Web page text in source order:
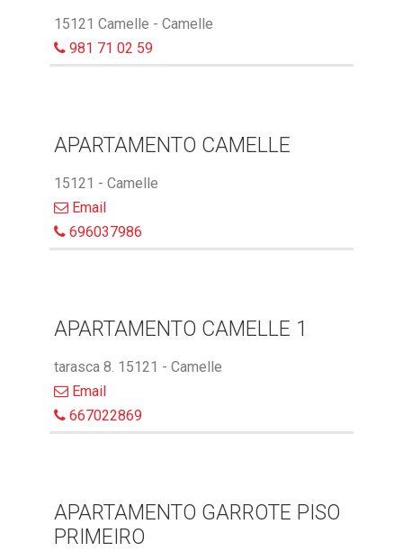
15121 Camelle - Camelle
981 71 02 59
APARTAMENTO CAMELLE
15121 - Camelle
Email
696037986
APARTAMENTO CAMELLE 1
tarasca 8. 15121 - Camelle
Email
667022869
APARTAMENTO GARROTE PISO
PRIMEIRO